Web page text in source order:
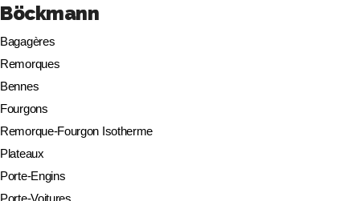
Böckmann
Bagagères
Remorques
Bennes
Fourgons
Remorque-Fourgon Isotherme
Plateaux
Porte-Engins
Porte-Voitures